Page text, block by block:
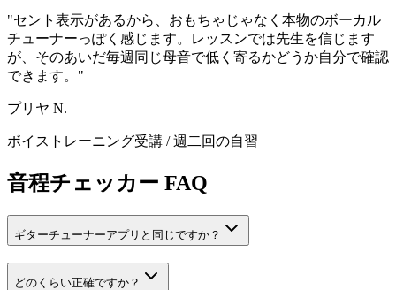
"セント表示があるから、おもちゃじゃなく本物のボーカル
チューナーっぽく感じます。レッスンでは先生を信じます
が、そのあいだ毎週同じ母音で低く寄るかどうか自分で確認
できます。 "
プリヤ N.
ボイストレーニング受講 /週二回の自習
音程チェッカー FAQ
ギターチューナーアプリと同じですか？
どのくらい正確ですか？